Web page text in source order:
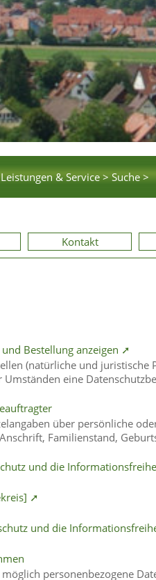
Leistungen & Service > Suche >
Kontakt
Bestellung anzeigen ➚
(natürliche und juristische
Umständen eine
über persönliche
Familienstand,
und die
➚
und die
personenbezogene